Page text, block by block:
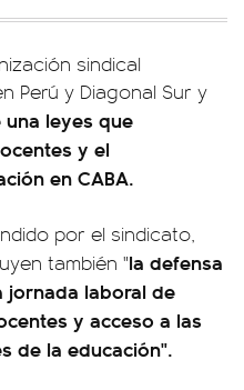
sindical
Perú y Diagonal Sur y
leyes que
y el
en CABA.
por el sindicato,
también "la defensa
jornada laboral de
y acceso a las
de la educación".